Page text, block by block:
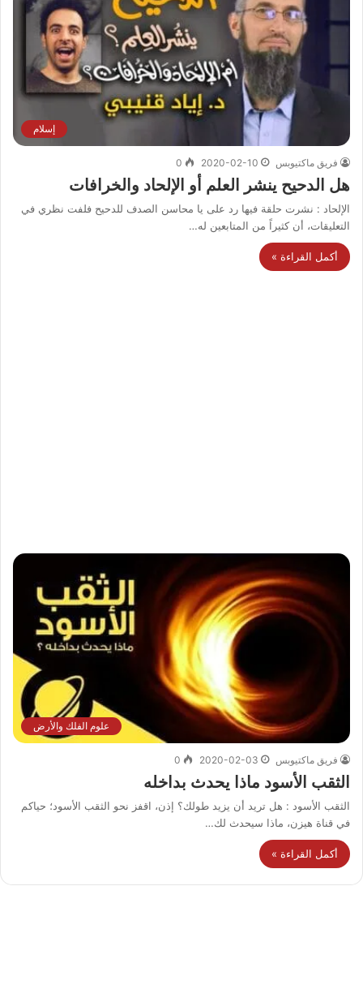
إسلام
فريق ماكتيوبس 2020-02-10
0
هل الدحيح ينشر العلم أو الإلحاد والخرافات
الإلحاد : نشرت حلقة فيها رد على يا محاسن الصدف للدحيح فلفت نظري في
التعليقات، أن كثيراً من المتابعين له…
أكمل القراءة »
علوم الفلك والأرض
فريق ماكتيوبس 2020-02-03
0
الثقب الأسود ماذا يحدث بداخله
الثقب الأسود : هل تريد أن يزيد طولك؟ إذن، اقفز نحو الثقب الأسود؛ حياكم
في قناة هيزن، ماذا سيحدث لك…
أكمل القراءة »